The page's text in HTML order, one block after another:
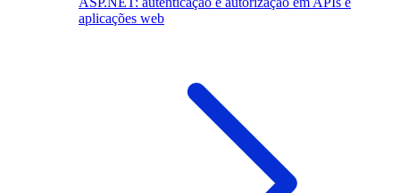
aplicações web